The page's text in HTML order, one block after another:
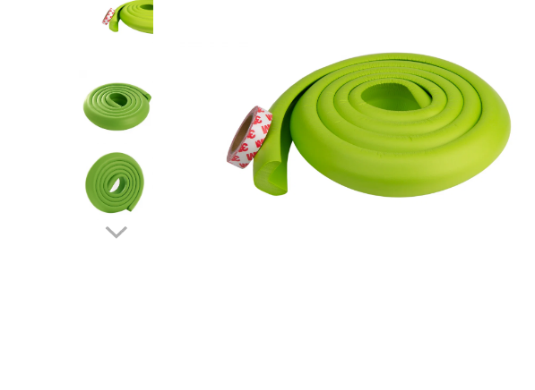
Poarta siguranta copii
Deflectoare pentru aer conditionat
Protectii exterior
Casti antifonice pentru copii si
Echipament protectie bicicleta si